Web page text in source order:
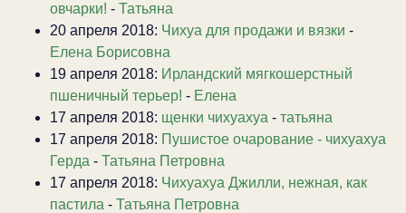
овчарки! - Татьяна
20 апреля 2018: Чихуа для продажи и вязки -
Елена Борисовна
19 апреля 2018: Ирландский мягкошерстный
пшеничный терьер! - Елена
17 апреля 2018: щенки чихуахуа - татьяна
17 апреля 2018: Пушистое очарование - чихуахуа
Герда - Татьяна Петровна
17 апреля 2018: Чихуахуа Джилли, нежная, как
пастила - Татьяна Петровна